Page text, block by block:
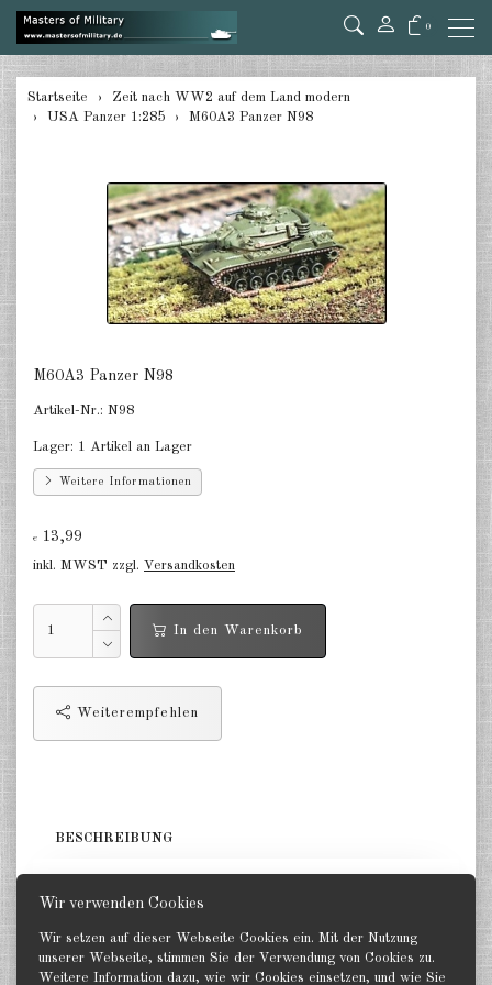
Wir verwenden Cookies
Wir setzen auf dieser Webseite Cookies ein. Mit der Nutzung
unserer Webseite, stimmen Sie der Verwendung von Cookies zu.
Weitere Information dazu, wie wir Cookies einsetzen, und wie Sie
0
zurück
USA Artillery 1:285
USA andere 1:285
Kanada 1:285
1:285
Frankreich & Niederlande 1:285
Israel 1:285
Nord Korea 1:285
Türkei 1:285
Länder verschiedene 1:285
Vietnam Krieg 1:285
Startseite
Zeit nach WW2 auf dem Land modern
USA Panzer 1:285
M60A3 Panzer N98
M60A3 Panzer N98
Artikel-Nr.: N98
Lager: 1 Artikel an Lager
Weitere Informationen
€ 13,99
inkl. MWST zzgl. Versandkosten
In den Warenkorb
Weiterempfehlen
BESCHREIBUNG